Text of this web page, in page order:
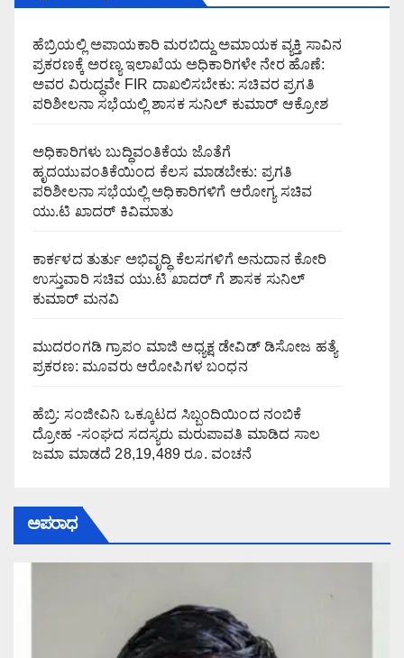
ಹೆಬ್ರಿಯಲ್ಲಿ ಅಪಾಯಕಾರಿ ಮರಬಿದ್ದು ಅಮಾಯಕ ವ್ಯಕ್ತಿ ಸಾವಿನ
ಪ್ರಕರಣಕ್ಕೆ ಅರಣ್ಯ ಇಲಾಖೆಯ ಅಧಿಕಾರಿಗಳೇ ನೇರ ಹೊಣೆ:
ಅವರ ವಿರುದ್ಧವೇ FIR ದಾಖಲಿಸಬೇಕು: ಸಚಿವರ ಪ್ರಗತಿ
ಪರಿಶೀಲನಾ ಸಭೆಯಲ್ಲಿ ಶಾಸಕ ಸುನಿಲ್ ಕುಮಾರ್ ಆಕ್ರೋಶ
ಅಧಿಕಾರಿಗಳು ಬುದ್ಧಿವಂತಿಕೆಯ ಜೊತೆಗೆ
ಹೃದಯುವಂತಿಕೆಯಿಂದ ಕೆಲಸ ಮಾಡಬೇಕು: ಪ್ರಗತಿ
ಪರಿಶೀಲನಾ ಸಭೆಯಲ್ಲಿ ಅಧಿಕಾರಿಗಳಿಗೆ ಆರೋಗ್ಯ ಸಚಿವ
ಯು.ಟಿ ಖಾದರ್ ಕಿವಿಮಾತು
ಕಾರ್ಕಳದ ತುರ್ತು ಅಭಿವೃದ್ಧಿ ಕೆಲಸಗಳಿಗೆ ಅನುದಾನ ಕೋರಿ
ಉಸ್ತುವಾರಿ ಸಚಿವ ಯು.ಟಿ ಖಾದರ್ ಗೆ ಶಾಸಕ ಸುನಿಲ್‌
ಕುಮಾರ್‌ ಮನವಿ
ಮುದರಂಗಡಿ ಗ್ರಾಪಂ ಮಾಜಿ ಅಧ್ಯಕ್ಷ ಡೇವಿಡ್ ಡಿಸೋಜ ಹತ್ಯೆ
ಪ್ರಕರಣ: ಮೂವರು ಆರೋಪಿಗಳ ಬಂಧನ
ಹೆಬ್ರಿ: ಸಂಜೀವಿನಿ ಒಕ್ಕೂಟದ ಸಿಬ್ಬಂದಿಯಿಂದ ನಂಬಿಕೆ
ದ್ರೋಹ -ಸಂಘದ ಸದಸ್ಯರು ಮರುಪಾವತಿ ಮಾಡಿದ ಸಾಲ
ಜಮಾ ಮಾಡದೆ 28,19,489 ರೂ. ವಂಚನೆ
ಅಪರಾಧ